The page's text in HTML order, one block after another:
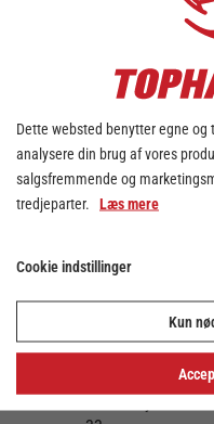
med 11 point,
Håndbold og
Der er også tre
lidt ekstra på
Thymann fra
som topscorer
kampe. Et
8,25 pr. kamp.
den spanske liga i
give pote hos
Top-3 (4) mest
september er:
Dette websted benytter egne og
analysere din brug af vores
salgsfremmende og
tredjeparter. Læs mere
Cookie indstillinger
Kun